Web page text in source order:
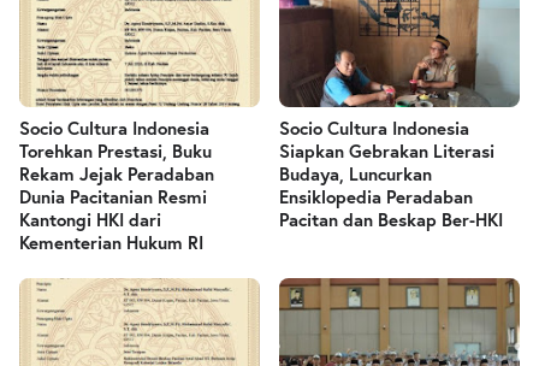
Socio Cultura Indonesia
Torehkan Prestasi, Buku
Rekam Jejak Peradaban
Dunia Pacitanian Resmi
Kantongi HKI dari
Kementerian Hukum RI
Socio Cultura Indonesia
Siapkan Gebrakan Literasi
Budaya, Luncurkan
Ensiklopedia Peradaban
Pacitan dan Beskap Ber-HKI